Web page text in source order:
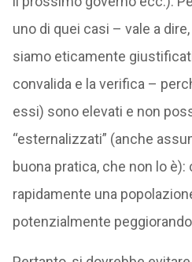
uno di quei casi – vale a
siamo eticamente
convalida e la verifica –
essi) sono elevati e non
“esternalizzati” (anche
buona pratica, che non lo
rapidamente una
potenzialmente